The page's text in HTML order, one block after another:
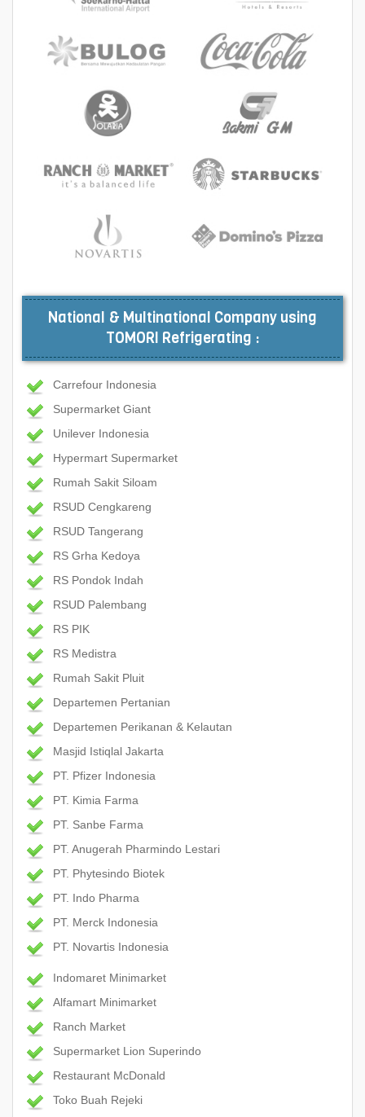
National & Multinational Company using
TOMORI Refrigerating :
Carrefour Indonesia
Supermarket Giant
Unilever Indonesia
Hypermart Supermarket
Rumah Sakit Siloam
RSUD Cengkareng
RSUD Tangerang
RS Grha Kedoya
RS Pondok Indah
RSUD Palembang
RS PIK
RS Medistra
Rumah Sakit Pluit
Departemen Pertanian
Departemen Perikanan & Kelautan
Masjid Istiqlal Jakarta
PT. Pfizer Indonesia
PT. Kimia Farma
PT. Sanbe Farma
PT. Anugerah Pharmindo Lestari
PT. Phytesindo Biotek
PT. Indo Pharma
PT. Merck Indonesia
PT. Novartis Indonesia
Indomaret Minimarket
Alfamart Minimarket
Ranch Market
Supermarket Lion Superindo
Restaurant McDonald
Toko Buah Rejeki